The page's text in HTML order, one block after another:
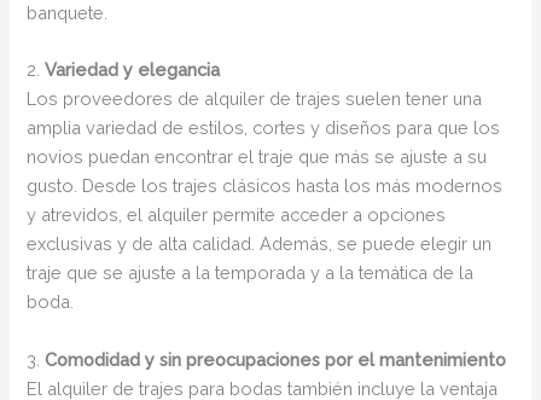
banquete.
2.Variedad y elegancia
Los proveedores de alquiler de trajes suelen tener una
amplia variedad de estilos, cortes y diseños para que los
novios puedan encontrar el traje que más se ajuste a su
gusto. Desde los trajes clásicos hasta los más modernos
y atrevidos, el alquiler permite acceder a opciones
exclusivas y de alta calidad. Además, se puede elegir un
traje que se ajuste a la temporada y a la temática de la
boda.
3.Comodidad y sin preocupaciones por el mantenimiento
El alquiler de trajes para bodas también incluye la ventaja